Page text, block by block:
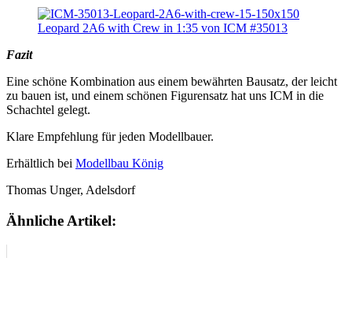
Fazit
Eine schöne Kombination aus einem bewährten Bausatz, der leicht
zu bauen ist, und einem schönen Figurensatz hat uns ICM in die
Schachtel gelegt.
Klare Empfehlung für jeden Modellbauer.
Erhältlich bei Modellbau König
Thomas Unger, Adelsdorf
Ähnliche Artikel: